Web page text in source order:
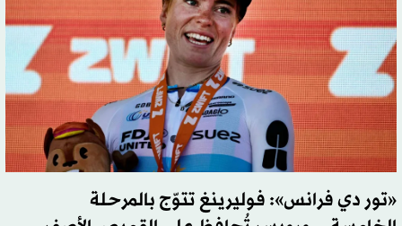
«تور دي فرانس»: فوليرينغ تتوّج بالمرحلة